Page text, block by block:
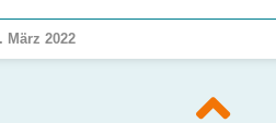
März 2022